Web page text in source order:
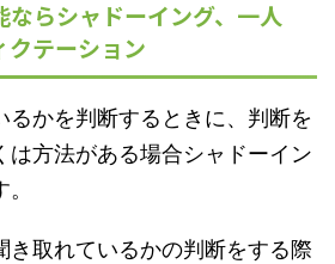
ならシャドーイング、一人
クテーション
るかを判断するときに、判断を
は方法がある場合シャドーイン
き取れているかの判断をする際